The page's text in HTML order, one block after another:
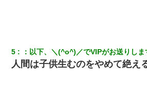
私が遺産を相続。→それを知った義両親が
「リフォーム費用を負担しろ！」「金の管
5 ： 以下、＼(^o^)／でVIPがお送りしま
人間は子供生むのをやめて絶え